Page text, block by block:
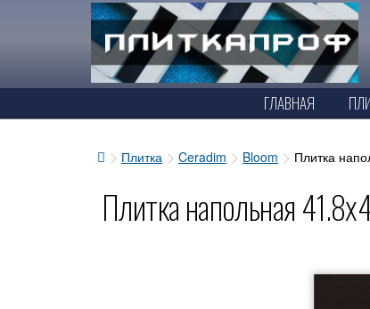
ГЛАВНАЯ
Плитка Ceradim Bloom Плитка
Плитка напольная